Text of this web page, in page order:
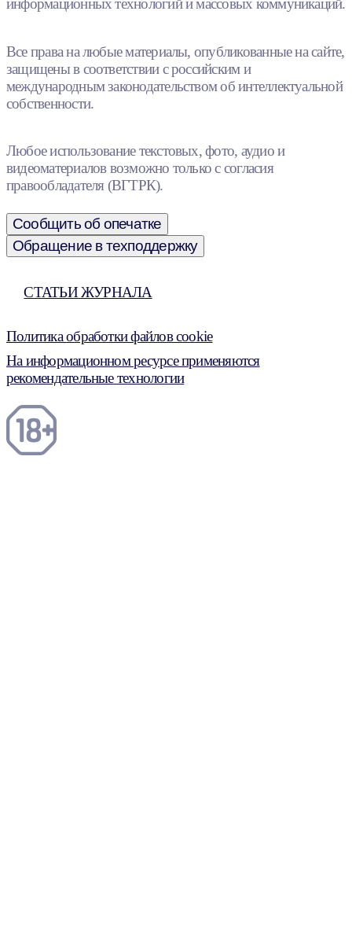
информационных технологий и массовых коммуникаций.
Все права на любые материалы, опубликованные на сайте,
защищены в соответствии с российским и
международным законодательством об интеллектуальной
собственности.
Любое использование текстовых, фото, аудио и
видеоматериалов возможно только с согласия
правообладателя (ВГТРК).
Сообщить об опечатке
Обращение в техподдержку
СТАТЬИ ЖУРНАЛА
Политика обработки файлов cookie
На информационном ресурсе применяются
рекомендательные технологии